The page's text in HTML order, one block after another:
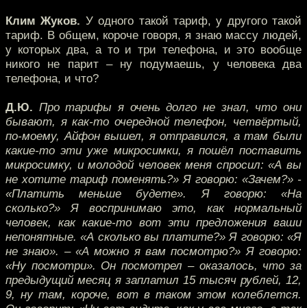
Клим Жуков. У одного такой тариф, у другого такой
тариф. В общем, короче говоря, я знаю массу людей,
у которых два, а то и три телефона, и это вообще
никого не парит – ну подумаешь, у человека два
телефона, и что?
Д.Ю. Про тарифы я очень долго не знал, что они
бывают, я как-то очередной телефон, четвёртый,
по-моему, Айфон вышел, я отправился, а там были
какие-то эти уже микросимки, я пошёл поставить
микросимку, и молодой человек меня спросил: «А вы
не хотите тариф поменять?» Я говорю: «Зачем?» -
«Платить меньше будете». Я говорю: «На
сколько?» Я воспринимаю это, как нормальный
человек, как какие-то вот эти предложения ваши
непонятные. «А сколько вы платите?» Я говорю: «Я
не знаю». – «А можно я вам посмотрю?» Я говорю:
«Ну посмотри». Он посмотрел – оказалось, что за
предыдущий месяц я заплатил 15 тысяч рублей, 12,
9, ну там, короче, вот в таком этом колеблется.